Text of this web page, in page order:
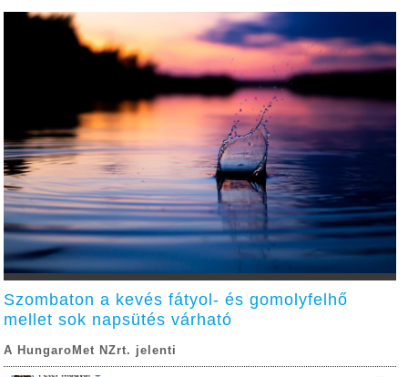
Szombaton a kevés fátyol- és gomolyfelhő
mellet sok napsütés várható
A HungaroMet NZrt. jelenti